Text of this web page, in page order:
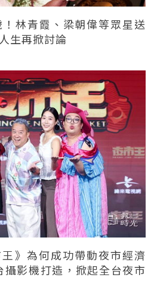
林青霞、梁朝偉等眾星送
生再掀討論
》為何成功帶動夜市經濟
攝影機打造，掀起全台夜市